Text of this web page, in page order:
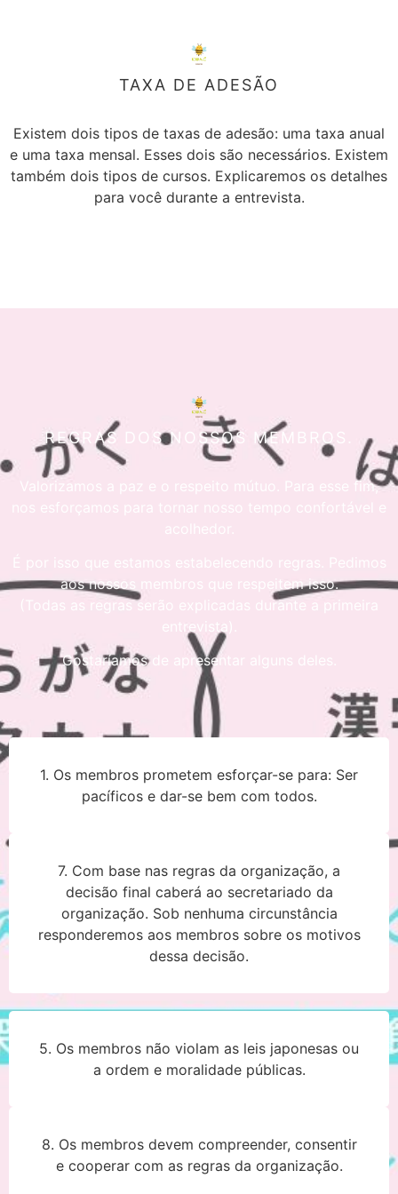
TAXA DE ADESÃO
Existem dois tipos de taxas de adesão: uma taxa anual
e uma taxa mensal. Esses dois são necessários. Existem
também dois tipos de cursos. Explicaremos os detalhes
para você durante a entrevista.
REGRAS DOS NOSSOS MEMBROS.
Valorizamos a paz e o respeito mútuo. Para esse fim,
nos esforçamos para tornar nosso tempo confortável e
acolhedor.
É por isso que estamos estabelecendo regras. Pedimos
aos nossos membros que respeitem isso.
(Todas as regras serão explicadas durante a primeira
entrevista).
Gostaríamos de apresentar alguns deles.
1. Os membros prometem esforçar-se para: Ser
pacíficos e dar-se bem com todos.
7. Com base nas regras da organização, a
decisão final caberá ao secretariado da
organização. Sob nenhuma circunstância
responderemos aos membros sobre os motivos
dessa decisão.
5. Os membros não violam as leis japonesas ou
a ordem e moralidade públicas.
8. Os membros devem compreender, consentir
e cooperar com as regras da organização.